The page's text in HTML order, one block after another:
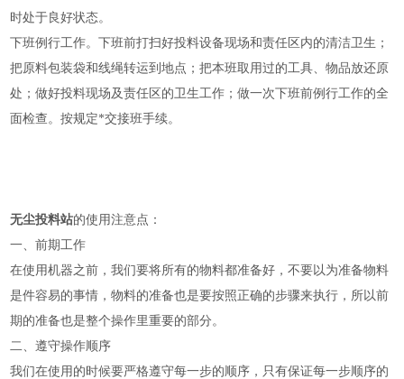
时处于良好状态。
下班例行工作。下班前打扫好投料设备现场和责任区内的清洁卫生；
把原料包装袋和线绳转运到地点；把本班取用过的工具、物品放还原
处；做好投料现场及责任区的卫生工作；做一次下班前例行工作的全
面检查。按规定*交接班手续。
无尘投料站的使用注意点：
一、前期工作
在使用机器之前，我们要将所有的物料都准备好，不要以为准备物料
是件容易的事情，物料的准备也是要按照正确的步骤来执行，所以前
期的准备也是整个操作里重要的部分。
二、遵守操作顺序
我们在使用的时候要严格遵守每一步的顺序，只有保证每一步顺序的